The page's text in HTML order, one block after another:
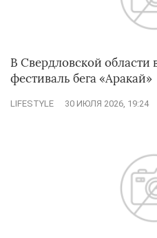
В Свердловской области
фестиваль бега «Аракай»
LIFESTYLE 30 ИЮЛЯ 2026, 19:24